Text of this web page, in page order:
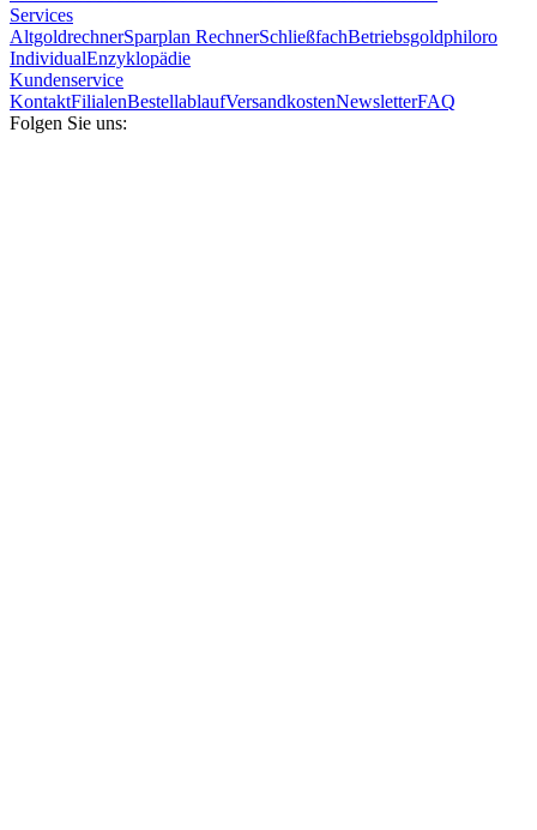
Services
AltgoldrechnerSparplan RechnerSchließfachBetriebsgoldphiloro
IndividualEnzyklopädie
Kundenservice
KontaktFilialenBestellablaufVersandkostenNewsletterFAQ
Folgen Sie uns: